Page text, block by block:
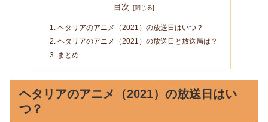
目次
ヘタリアのアニメ（2021）の放送日はいつ？
ヘタリアのアニメ（2021）の放送日と放送局は？
まとめ
ヘタリアのアニメ（2021）の放送日はい
つ？